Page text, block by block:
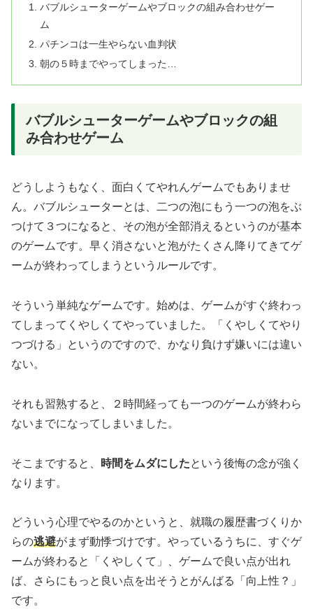
バブルシューターゲームやブロックの組み合わせゲー
ム
パチンコは一生やらない血判状
朝の５時までやってしまった…
バブルシューターゲームやブロックの組
み合わせゲーム
どうしようもなく、面白くてやれんゲームでもありませ
ん。バブルシューターとは、二つの泡にもう一つの泡をぶ
つけて３つになると、その泡が全部消えるというのが基本
のゲームです。早く消さないと泡がたくさん降りてきてゲ
ームが終わってしまうというルールです。
そういう単純なゲームです。始めは、ゲームがすぐ終わっ
てしまってくやしくてやっていました。「くやしくてやり
つづける」というのですので、かなり負けず嫌いには違い
ない。
それも習熟すると、２時間経っても一つのゲームが終わら
ないまでになってしまいました。
そこまですると、 時間をムダにしたという後悔の念が強く
なります。
どういう心理でやるのかというと、就職の履歴書づくりか
らの逃避がまず動悸づけです。やっているうちに、すぐゲ
ームが終わると「くやしくて」、ゲームで良い点が出れ
ば、さらにもっと良い点を出そうとがんばる「向上性？」
です。